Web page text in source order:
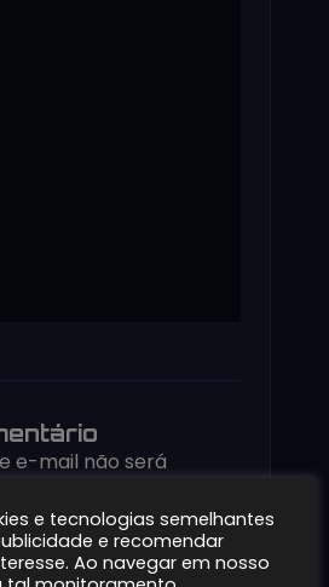
e-mail não será
e tecnologias semelhantes
e recomendar
Ao navegar em nosso